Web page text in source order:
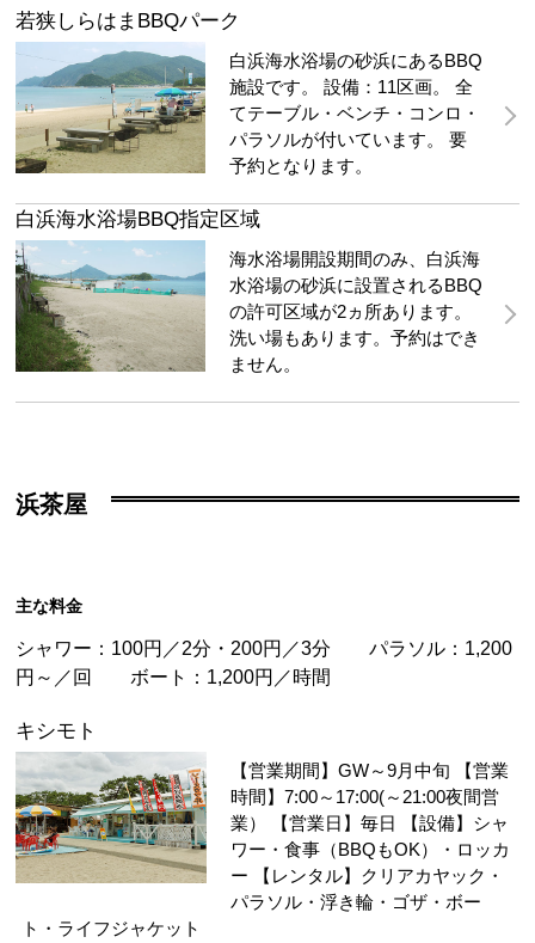
若狭しらはまBBQパーク
白浜海水浴場の砂浜にあるBBQ
施設です。 設備：11区画。 全
てテーブル・ベンチ・コンロ・
パラソルが付いています。 要
予約となります。
白浜海水浴場BBQ指定区域
海水浴場開設期間のみ、白浜海
水浴場の砂浜に設置されるBBQ
の許可区域が2ヵ所あります。
洗い場もあります。予約はでき
ません。
浜茶屋
主な料金
シャワー：100円／2分・200円／3分 パラソル：1,200
円～／回 ボート：1,200円／時間
キシモト
【営業期間】GW～9月中旬 【営業
時間】7:00～17:00(～21:00夜間営
業） 【営業日】毎日 【設備】シャ
ワー・食事（BBQもOK）・ロッカ
ー 【レンタル】クリアカヤック・
パラソル・浮き輪・ゴザ・ボー
ト・ライフジャケット